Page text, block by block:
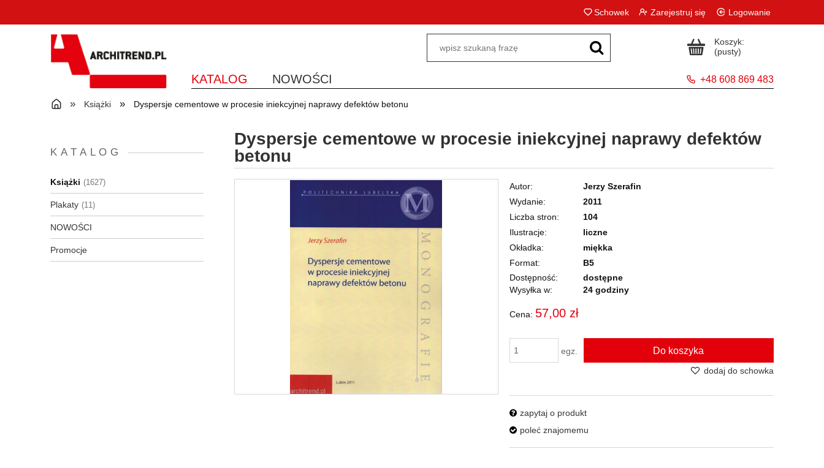
Schowek Zarejestruj się Logowanie
Koszyk:
(pusty)
KATALOG NOWOŚCI +48 608 869 483
» Książki » Dyspersje cementowe w procesie iniekcyjnej naprawy defektów betonu
KATALOG
Książki (1627)
Plakaty (11)
NOWOŚCI
Promocje
Dyspersje cementowe w procesie iniekcyjnej naprawy defektów
betonu
Autor
Jerzy Szerafin
Wydanie
2011
Liczba stron
104
Ilustracje
liczne
Okładka
miękka
Format
B5
Dostępność:
dostępne
Wysyłka w:
24 godziny
Cena: 57,00 zł
egz. Do koszyka
dodaj do schowka
zapytaj o produkt
poleć znajomemu